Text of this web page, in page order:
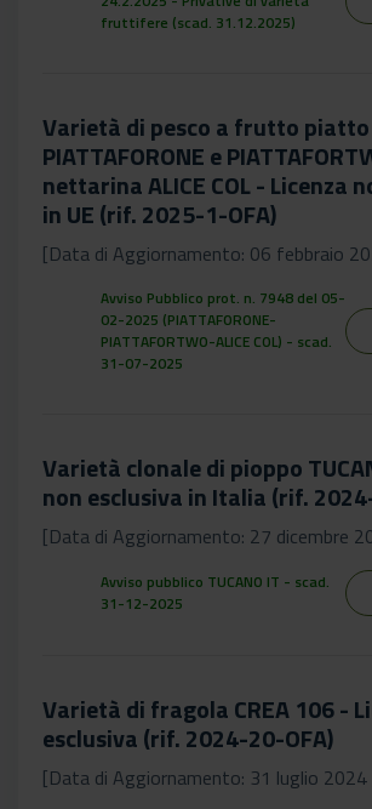
fruttifere (scad. 31.12.2025)
Varietà di pesco a frutto piatto
PIATTAFORONE e
nettarina ALICE COL - Licenza
in UE (rif. 2025-1-OFA)
[Data di Aggiornamento: 06 febbraio
Avviso Pubblico prot. n. 7948 del 05-
02-2025 (PIATTAFORONE-
PIATTAFORTWO-ALICE COL) - scad.
31-07-2025
Varietà clonale di pioppo
non esclusiva in Italia (rif.
[Data di Aggiornamento: 27 dicembre
Avviso pubblico TUCANO IT - scad.
31-12-2025
Varietà di fragola CREA 106 -
esclusiva (rif. 2024-20-OFA)
[Data di Aggiornamento: 31 luglio 2024